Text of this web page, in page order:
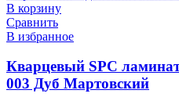
В корзину
Сравнить
В избранное
Кварцевый SPC
003 Дуб Мартовский